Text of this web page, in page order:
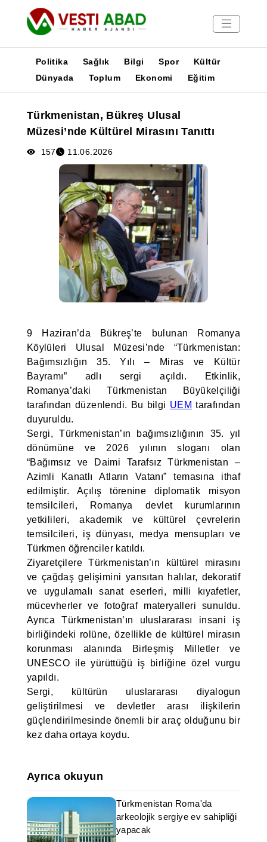
Yayınlar
Medya
Poster
Politika Sağlık Bilgi Spor
Kültür
Dünyada
Toplum Ekonomi Eğitim
Türkmenistan, Bükreş Ulusal
Müzesi’nde Kültürel Mirasını Tanıttı
157 11.06.2026
9 Haziran’da Bükreş’te bulunan Romanya
Köylüleri Ulusal Müzesi’nde “Türkmenistan:
Bağımsızlığın 35. Yılı – Miras ve Kültür
Bayramı” adlı sergi açıldı. Etkinlik,
Romanya’daki Türkmenistan Büyükelçiliği
tarafından düzenlendi. Bu bilgi UEM tarafından
duyuruldu.
Sergi, Türkmenistan’ın bağımsızlığının 35. yıl
dönümüne ve 2026 yılının sloganı olan
“Bağımsız ve Daimi Tarafsız Türkmenistan –
Azimli Kanatlı Atların Vatanı” temasına ithaf
edilmiştir. Açılış törenine diplomatik misyon
temsilcileri, Romanya devlet kurumlarının
yetkilileri, akademik ve kültürel çevrelerin
temsilcileri, iş dünyası, medya mensupları ve
Türkmen öğrenciler katıldı.
Ziyaretçilere Türkmenistan’ın kültürel mirasını
ve çağdaş gelişimini yansıtan halılar, dekoratif
ve uygulamalı sanat eserleri, milli kıyafetler,
mücevherler ve fotoğraf materyalleri sunuldu.
Ayrıca Türkmenistan’ın uluslararası insani iş
birliğindeki rolüne, özellikle de kültürel mirasın
korunması alanında Birleşmiş Milletler ve
UNESCO ile yürüttüğü iş birliğine özel vurgu
yapıldı.
Sergi, kültürün uluslararası diyalogun
geliştirilmesi ve devletler arası ilişkilerin
güçlendirilmesinde önemli bir araç olduğunu bir
kez daha ortaya koydu.
Ayrıca okuyun
Türkmenistan Roma'da
arkeolojik sergiye ev sahipliği
yapacak